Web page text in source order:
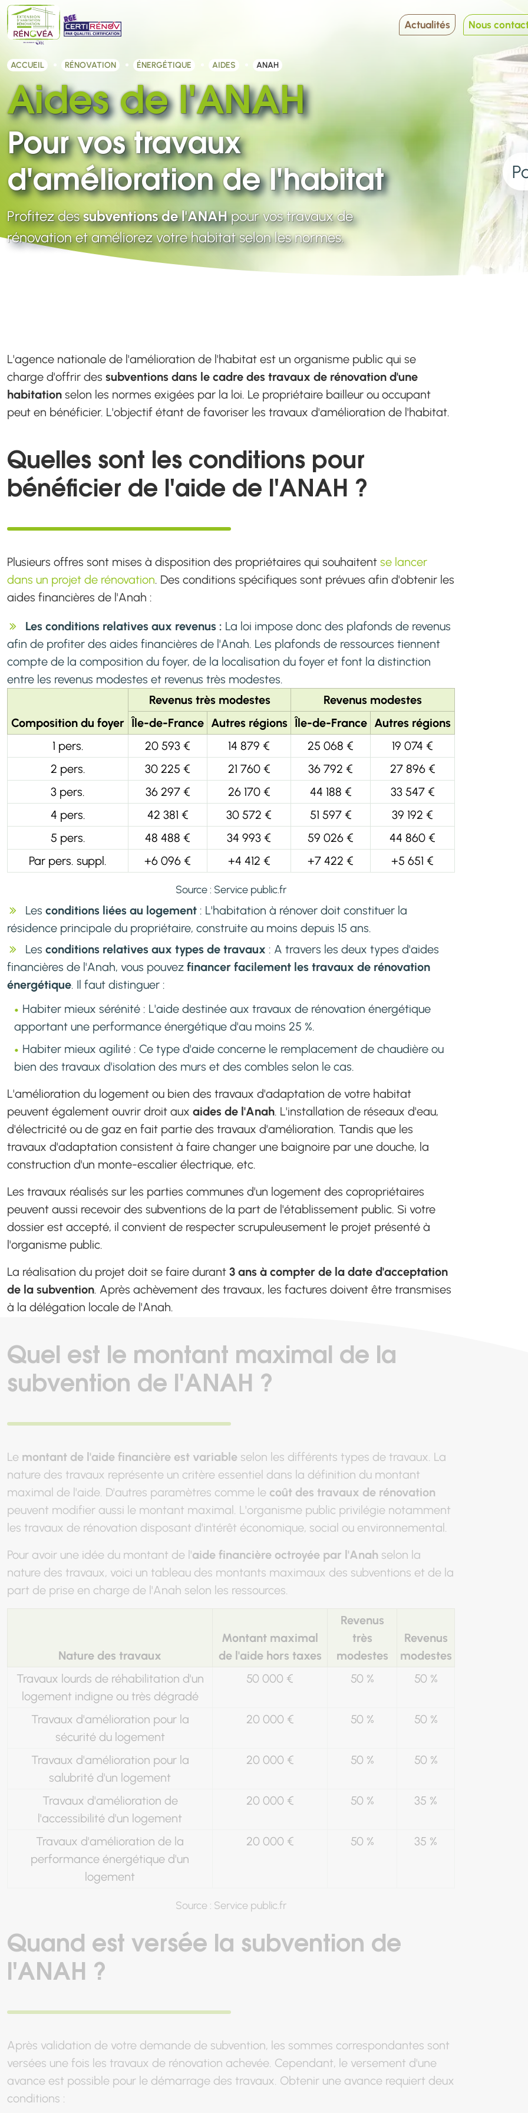
Actualités Nous
ACCUEIL RÉNOVATION ÉNERGÉTIQUE AIDES ANAH
Aides de l'ANAH
Pour vos travaux
d'amélioration de l'habitat
Profitez dessubventions de l'ANAHpour vos travaux de
rénovation et améliorez votre habitat selon les normes.
L'agence nationale de l'amélioration de l'habitat est un organisme public qui se
charge d'offrir des subventions dans le cadre des travaux de rénovation d'une
habitation selon les normes exigées par la loi. Le propriétaire bailleur ou occupant
peut en bénéficier. L'objectif étant de favoriser les travaux d'amélioration de l'habitat.
Quelles sont les conditions pour
bénéficier de l'aide de l'ANAH ?
Plusieurs offres sont mises à disposition des propriétaires qui souhaitent se lancer
dans un projet de rénovation. Des conditions spécifiques sont prévues afin d'obtenir les
aides financières de l'Anah :
Les conditions relatives aux revenus : La loi impose donc des plafonds de revenus
afin de profiter des aides financières de l'Anah. Les plafonds de ressources tiennent
compte de la composition du foyer, de la localisation du foyer et font la distinction
entre les revenus modestes et revenus très modestes.
Composition du foyer
Revenus très modestes
Revenus modestes
Île-de-France Autres régions Île-de-France Autres régions
1 pers.
20 593 € 14 879 € 25 068 €
19 074 €
2 pers.
30 225 € 21 760 € 36 792 €
27 896 €
3 pers.
36 297 € 26 170 € 44 188 €
33 547 €
4 pers.
42 381 € 30 572 € 51 597 €
39 192 €
5 pers.
48 488 € 34 993 € 59 026 €
44 860 €
Par pers. suppl.
+6 096 € +4 412 € +7 422 € +5 651 €
Source : Service public.fr
Les conditions liées au logement : L'habitation à rénover doit constituer la
résidence principale du propriétaire, construite au moins depuis 15 ans.
Les conditions relatives aux types de travaux : A travers les deux types d'aides
financières de l'Anah, vous pouvez financer facilement les travaux de rénovation
énergétique. Il faut distinguer :
Habiter mieux sérénité : L'aide destinée aux travaux de rénovation énergétique
apportant une performance énergétique d'au moins 25 %.
Habiter mieux agilité : Ce type d'aide concerne le remplacement de chaudière ou
bien des travaux d'isolation des murs et des combles selon le cas.
L'amélioration du logement ou bien des travaux d'adaptation de votre habitat
peuvent également ouvrir droit aux aides de l'Anah. L'installation de réseaux d'eau,
d'électricité ou de gaz en fait partie des travaux d'amélioration. Tandis que les
travaux d'adaptation consistent à faire changer une baignoire par une douche, la
construction d'un monte-escalier électrique, etc.
Les travaux réalisés sur les parties communes d'un logement des copropriétaires
peuvent aussi recevoir des subventions de la part de l'établissement public. Si votre
dossier est accepté, il convient de respecter scrupuleusement le projet présenté à
l'organisme public.
La réalisation du projet doit se faire durant 3 ans à compter de la date d'acceptation
de la subvention. Après achèvement des travaux, les factures doivent être transmises
à la délégation locale de l'Anah.
Quel est le montant maximal de la
subvention de l'ANAH ?
Le montant de l'aide financière est variable selon les différents types de travaux. La
nature des travaux représente un critère essentiel dans la définition du montant
maximal de l'aide. D'autres paramètres comme le coût des travaux de rénovation
peuvent modifier aussi le montant maximal. L'organisme public privilégie notamment
les travaux de rénovation disposant d'intérêt économique, social ou environnemental.
Pour avoir une idée du montant de l'aide financière octroyée par l'Anah selon la
nature des travaux, voici un tableau des montants maximaux des subventions et de la
part de prise en charge de l'Anah selon les ressources.
Nature des travaux
Montant maximal
de l'aide hors taxes
Revenus
très
modestes
Revenus
modestes
Travaux lourds de réhabilitation d'un
logement indigne ou très dégradé
50 000 € 50 % 50 %
Travaux d'amélioration pour la
sécurité du logement
20 000 € 50 % 50 %
Travaux d'amélioration pour la
salubrité d'un logement
20 000 € 50 % 50 %
Travaux d'amélioration de
l'accessibilité d'un logement
20 000 € 50 % 35 %
Travaux d'amélioration de la
performance énergétique d'un
logement
20 000 € 50 % 35 %
Source : Service public.fr
Quand est versée la subvention de
l'ANAH ?
Après validation de votre demande de subvention, les sommes correspondantes sont
versées une fois les travaux de rénovation achevée. Cependant, le versement d'une
avance est possible pour le démarrage des travaux. Obtenir une avance requiert deux
conditions :
LE 13/07/2026
Donner du cachet à
sa maison grâce aux
matériaux naturels